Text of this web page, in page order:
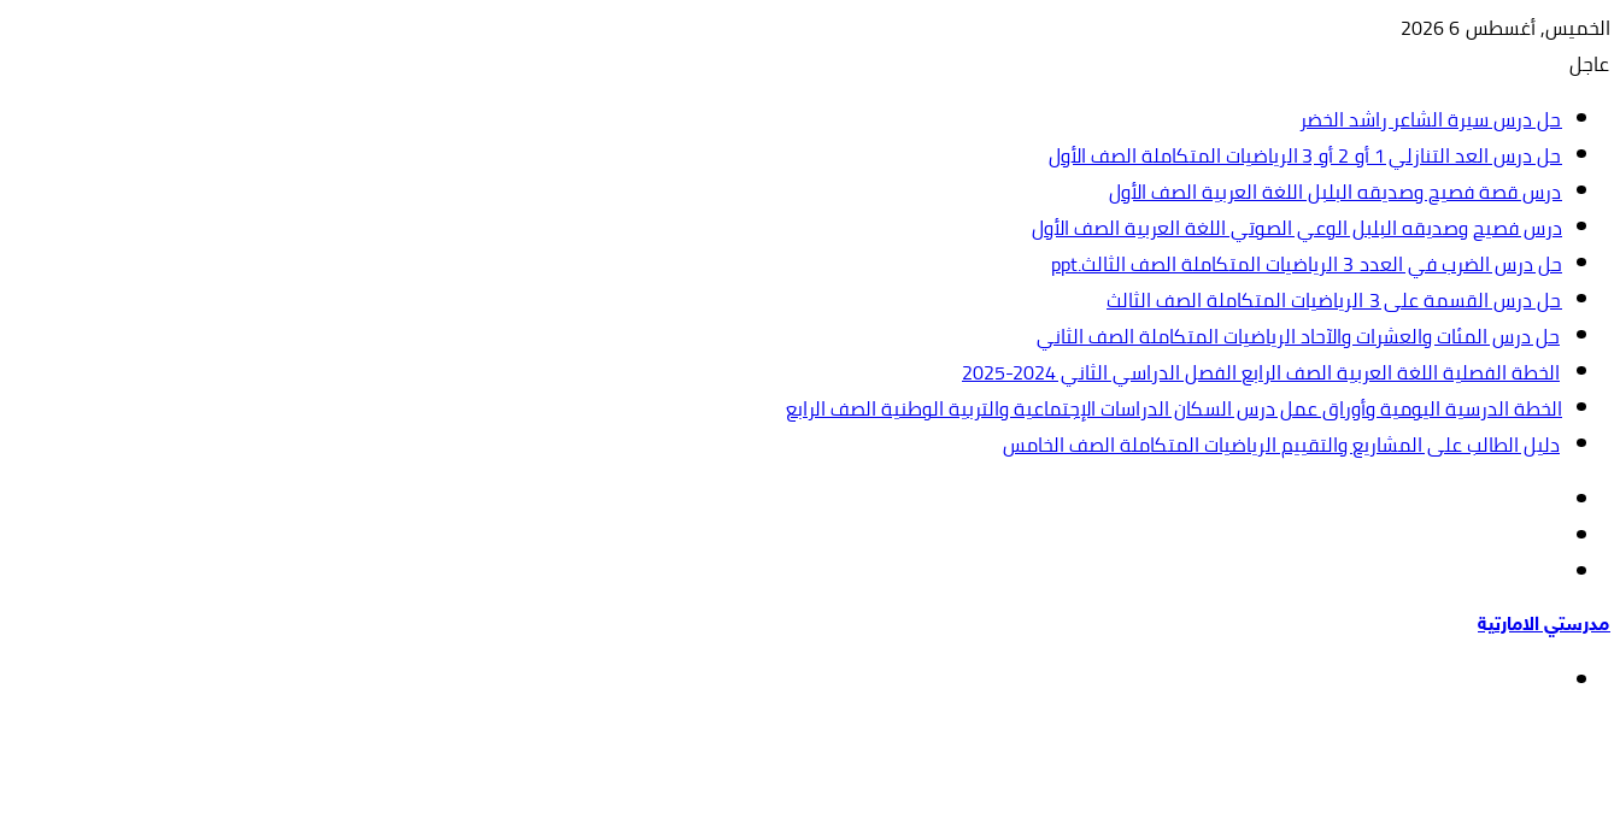
الخميس, أغسطس 6 2026
عاجل
حل درس سيرة الشاعر راشد الخضر
حل درس العد التنازلي 1 أو 2 أو 3 الرياضيات المتكاملة الصف الأول
درس قصة فصيح وصديقه البلبل اللغة العربية الصف الأول
درس فصيح وصديقه البلبل الوعي الصوتي اللغة العربية الصف الأول
حل درس الضرب في العدد 3 الرياضيات المتكاملة الصف الثالث.ppt
حل درس القسمة على 3 الرياضيات المتكاملة الصف الثالث
حل درس المئات والعشرات والآحاد الرياضيات المتكاملة الصف الثاني
الخطة الفصلية اللغة العربية الصف الرابع الفصل الدراسي الثاني 2024-2025
الخطة الدرسية اليومية وأوراق عمل درس السكان الدراسات الإجتماعية والتربية الوطنية الصف الرابع
دليل الطالب على المشاريع والتقييم الرياضيات المتكاملة الصف الخامس
عمود
جانبي
مدرستي الامارتية